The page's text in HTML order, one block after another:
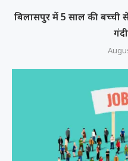
बिलासपुर में 5 साल की बच्ची